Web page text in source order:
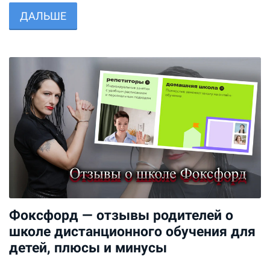
ДАЛЬШЕ
Фоксфорд — отзывы родителей о
школе дистанционного обучения для
детей, плюсы и минусы